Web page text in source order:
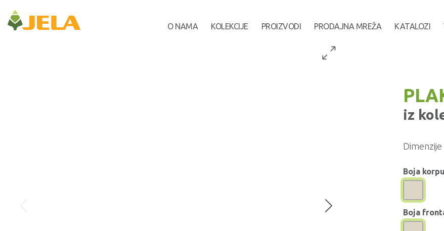
O NAMA KOLEKCIJE PROIZVODI PRODAJNA MREŽA KATALOZI
iz
Dimenzije
Boja
Boja